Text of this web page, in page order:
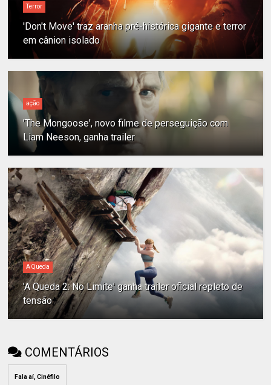
Terror
'Don't Move' traz aranha pré-histórica gigante e terror
em cânion isolado
ação
'The Mongoose', novo filme de perseguição com
Liam Neeson, ganha trailer
A Queda
'A Queda 2: No Limite' ganha trailer oficial repleto de
tensão
COMENTÁRIOS
Fala aí, Cinéfilo